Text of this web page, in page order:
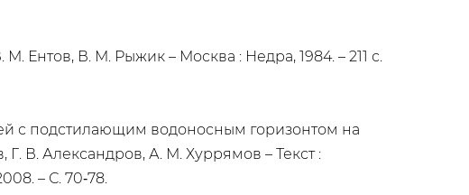
Ентов, В. М. Рыжик – Москва : Недра, 1984. – 211 с.
с подстилающим водоносным горизонтом на
Г. В. Александров, А. М. Хуррямов – Текст :
– С. 70‑78.